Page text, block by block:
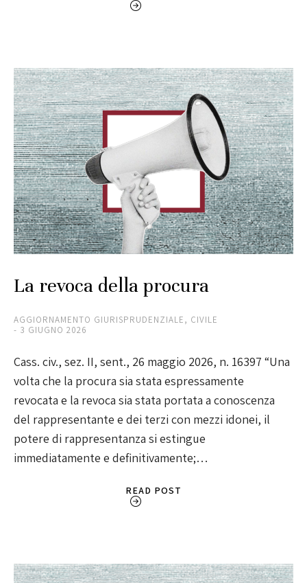
La revoca della procura
AGGIORNAMENTO GIURISPRUDENZIALE, CIVILE
3 GIUGNO 2026
Cass. civ., sez. II, sent., 26 maggio 2026, n. 16397 “Una
volta che la procura sia stata espressamente
revocata e la revoca sia stata portata a conoscenza
del rappresentante e dei terzi con mezzi idonei, il
potere di rappresentanza si estingue
immediatamente e definitivamente;…
READ POST